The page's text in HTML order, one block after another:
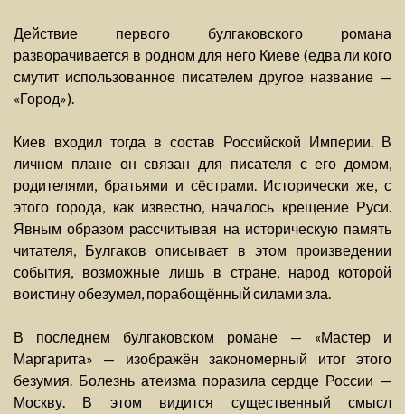
Действие первого булгаковского романа
разворачивается в родном для него Киеве (едва ли кого
смутит использованное писателем другое название —
«Город»).
Киев входил тогда в состав Российской Империи. В
личном плане он связан для писателя с его домом,
родителями, братьями и сёстрами. Исторически же, с
этого города, как известно, началось крещение Руси.
Явным образом рассчитывая на историческую память
читателя, Булгаков описывает в этом произведении
события, возможные лишь в стране, народ которой
воистину обезумел, порабощённый силами зла.
В последнем булгаковском романе — «Мастер и
Маргарита» — изображён закономерный итог этого
безумия. Болезнь атеизма поразила сердце России —
Москву. В этом видится существенный смысл